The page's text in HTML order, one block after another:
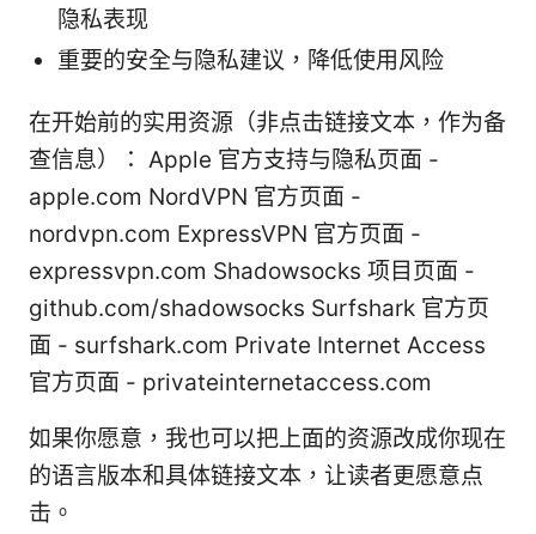
隐私表现
重要的安全与隐私建议，降低使用风险
在开始前的实用资源（非点击链接文本，作为备
查信息）： Apple 官方支持与隐私页面 -
apple.com NordVPN 官方页面 -
nordvpn.com ExpressVPN 官方页面 -
expressvpn.com Shadowsocks 项目页面 -
github.com/shadowsocks Surfshark 官方页
面 - surfshark.com Private Internet Access
官方页面 - privateinternetaccess.com
如果你愿意，我也可以把上面的资源改成你现在
的语言版本和具体链接文本，让读者更愿意点
击。